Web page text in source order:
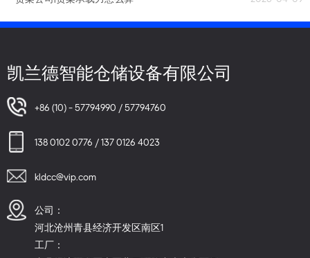
凯兰德智能仓储设备有限公司
+86 (10) - 57794990 / 57794760
138 0102 0776 / 137 0126 4023
kldcc@vip.com
公司：
河北沧州青县经济开发区南区1
工厂：